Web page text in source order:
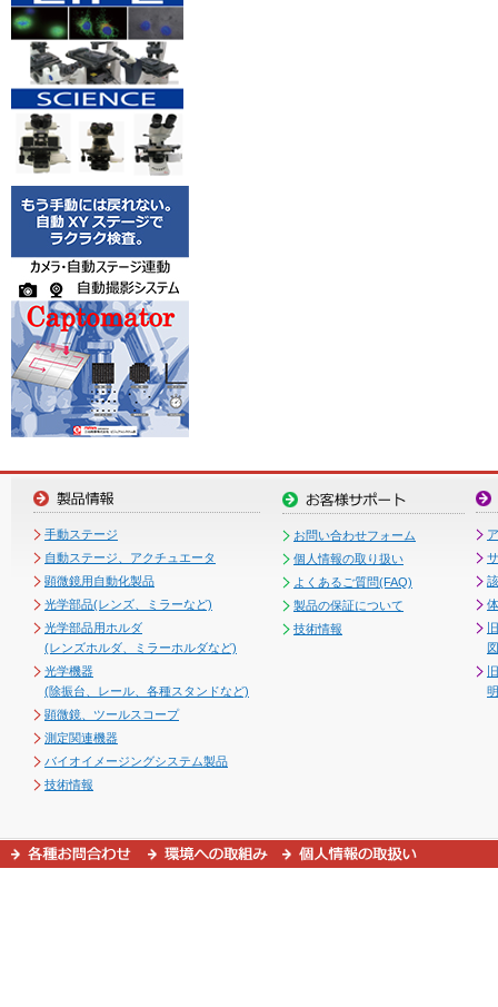
手動ステージ
自動ステージ、アクチュエータ
顕微鏡用自動化製品
光学部品(レンズ、ミラーなど)
光学部品用ホルダ
(レンズホルダ、ミラーホルダなど)
光学機器
(除振台、レール、各種スタンドなど)
顕微鏡、ツールスコープ
測定関連機器
バイオイメージングシステム製品
技術情報
お問い合わせフォーム
個人情報の取り扱い
よくあるご質問(FAQ)
製品の保証について
技術情報